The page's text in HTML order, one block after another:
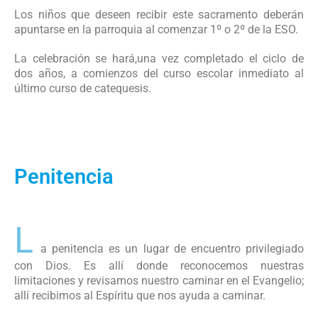
Los niños que deseen recibir este sacramento deberán
apuntarse en la parroquia al comenzar 1º o 2º de la ESO.
La celebración se hará,una vez completado el ciclo de
dos años, a comienzos del curso escolar inmediato al
último curso de catequesis.
Penitencia
L
a penitencia es un lugar de encuentro privilegiado
con Dios. Es allí donde reconocemos nuestras
limitaciones y revisamos nuestro caminar en el Evangelio;
allí recibimos al Espíritu que nos ayuda a caminar.